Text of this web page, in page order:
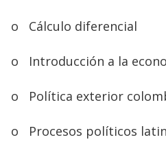
o Cálculo diferencial
o Introducción a la
o Política exterior
o Procesos políticos